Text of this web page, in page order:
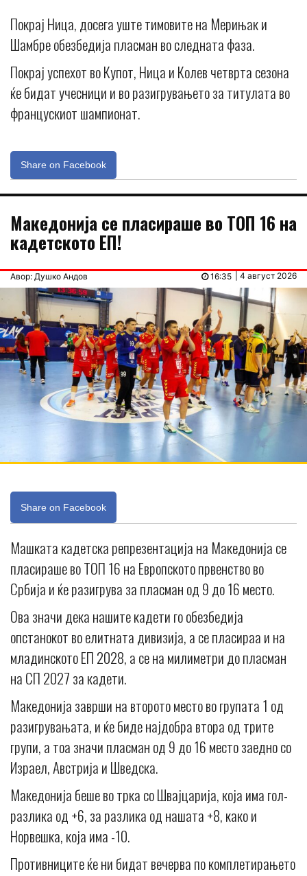
Покрај Ница, досега уште тимовите на Мерињак и
Шамбре обезбедија пласман во следната фаза.
Покрај успехот во Купот, Ница и Колев четврта сезона
ќе бидат учесници и во разигрувањето за титулата во
францускиот шампионат.
Share on Facebook
Македонија се пласираше во ТОП 16 на
кадетското ЕП!
Авор: Душко Андов | 4 август 2026
16:35
Share on Facebook
Mашката кадетска репрезентација на Македонија се
пласираше во ТОП 16 на Европското првенство во
Србија и ќе разигрува за пласман од 9 до 16 место.
Ова значи дека нашите кадети го обезбедија
опстанокот во елитната дивизија, а се пласираа и на
младинското ЕП 2028, а се на милиметри до пласман
на СП 2027 за кадети.
Македонија заврши на второто место во групата 1 од
разигрувањата, и ќе биде најдобра втора од трите
групи, а тоа значи пласман од 9 до 16 место заедно со
Израел, Австрија и Шведска.
Македонија беше во трка со Швајцарија, која има гол-
разлика од +6, за разлика од нашата +8, како и
Норвешка, која има -10.
Противниците ќе ни бидат вечерва по комплетирањето